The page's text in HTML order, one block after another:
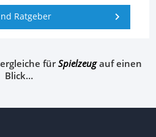
Ratgeber
fürSpielzeugauf einen
Blick…